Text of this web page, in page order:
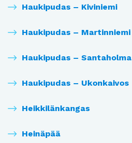
Haukipudas – Kiviniemi
Haukipudas – Martinniemi
Haukipudas – Santaholma
Haukipudas – Ukonkaivos
Heikkilänkangas
Heinäpää